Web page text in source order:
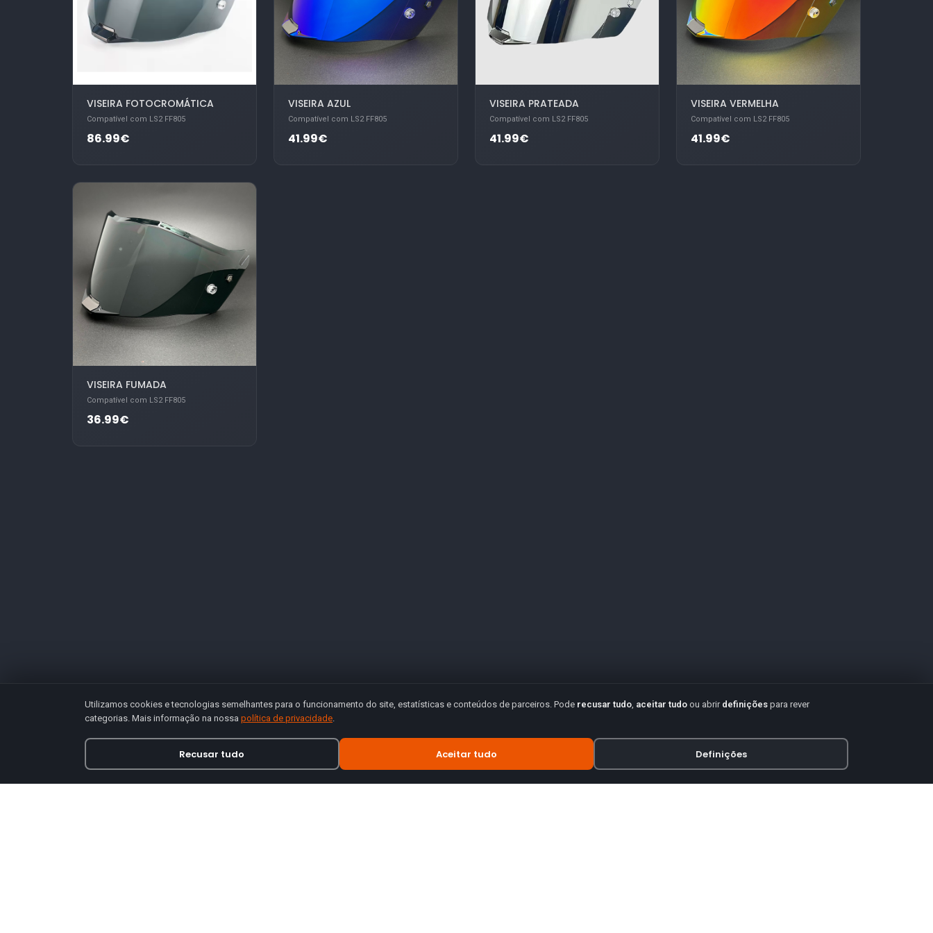
VISEIRA FOTOCROMÁTICA
Compatível com LS2 FF805
86.99€
VISEIRA AZUL
Compatível com LS2 FF805
41.99€
VISEIRA PRATEADA
Compatível com LS2 FF805
41.99€
VISEIRA VERMELHA
Compatível com LS2 FF805
41.99€
VISEIRA FUMADA
Compatível com LS2 FF805
36.99€
Utilizamos cookies e tecnologias semelhantes para o funcionamento do site, estatísticas e conteúdos de parceiros. Pode recusar tudo, aceitar tudo ou abrir definições para rever
categorias. Mais informação na nossa política de privacidade.
Recusar tudo Aceitar tudo Definições